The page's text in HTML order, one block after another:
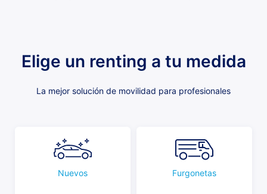
Elige un renting a tu medida
La mejor solución de movilidad para profesionales
Nuevos Furgonetas